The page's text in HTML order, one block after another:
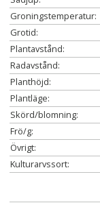
Groningstemperatur:
Grotid:
Plantavstånd:
Radavstånd:
Planthöjd:
Plantläge:
Skörd/blomning:
Frö/g:
Övrigt:
Kulturarvssort: